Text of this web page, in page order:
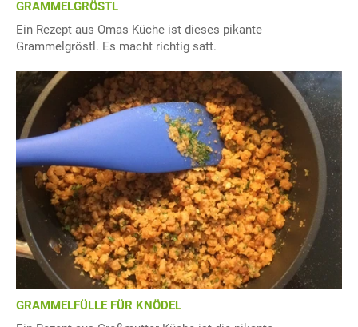
GRAMMELGRÖSTL
Ein Rezept aus Omas Küche ist dieses pikante
Grammelgröstl. Es macht richtig satt.
GRAMMELFÜLLE FÜR KNÖDEL